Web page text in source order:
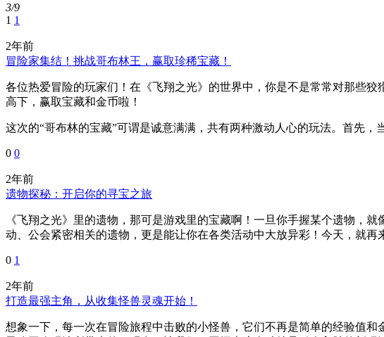
3/9
1 1
2年前
冒险家集结！挑战哥布林王，赢取珍稀宝藏！
各位热爱冒险的玩家们！在《飞翔之光》的世界中，你是不是常常对那些
高下，赢取宝藏和金币啦！
这次的“哥布林的宝藏”可谓是诚意满满，共有两种激动人心的玩法。首先，
0 0
2年前
遗物探秘：开启你的寻宝之旅
《飞翔之光》里的遗物，那可是游戏里的宝藏啊！一旦你手握某个遗物，
动、公会紧密相关的遗物，更是能让你在各类活动中大放异彩！今天，就
0 1
2年前
打造最强主角，从收集怪兽灵魂开始！
想象一下，每一次在冒险旅程中击败的小怪兽，它们不再是简单的经验值